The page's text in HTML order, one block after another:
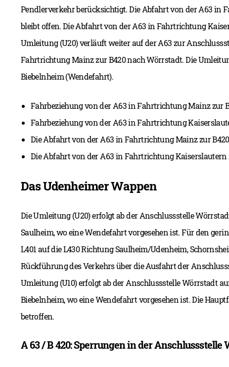
Pendlerverkehr berücksichtigt. Die Abfahrt von der A63 in
bleibt offen. Die Abfahrt von der A63 in Fahrtrichtung
Umleitung (U20) verläuft weiter auf der A63 zur
Fahrtrichtung Mainz zur B420 nach Wörrstadt. Die
Biebelnheim (Wendefahrt).
Fahrbeziehung von der A63 in Fahrtrichtung Mainz zur
Fahrbeziehung von der A63 in Fahrtrichtung
Die Abfahrt von der A63 in Fahrtrichtung Mainz zur
Die Abfahrt von der A63 in Fahrtrichtung
Das Udenheimer Wappen
Die Umleitung (U20) erfolgt ab der Anschlussstelle
Saulheim, wo eine Wendefahrt vorgesehen ist. Für den
L401 auf die L430 Richtung Saulheim/Udenheim,
Rückführung des Verkehrs über die Ausfahrt der
Umleitung (U10) erfolgt ab der Anschlussstelle Wörrstadt
Biebelnheim, wo eine Wendefahrt vorgesehen ist. Die
betroffen.
A 63 / B 420: Sperrungen in der Anschlussstelle